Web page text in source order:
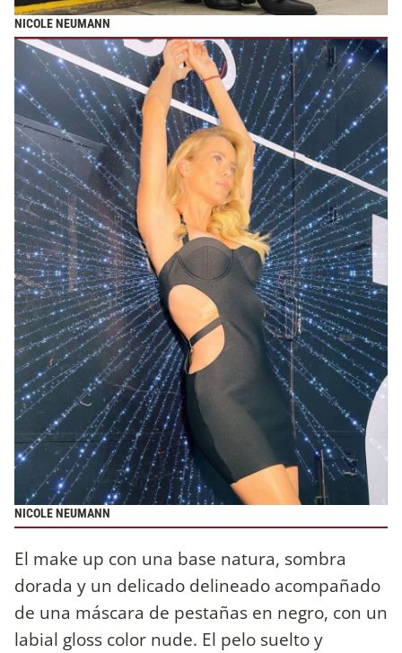
NICOLE NEUMANN
NICOLE NEUMANN
El make up con una base natura, sombra
dorada y un delicado delineado acompañado
de una máscara de pestañas en negro, con un
labial gloss color nude. El pelo suelto y